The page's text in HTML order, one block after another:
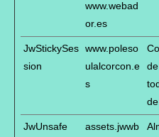
www.webad
or.es
JwStickySes
sion
www.poleso
ulalcorcon.e
s
JwUnsafe
assets.jwwb